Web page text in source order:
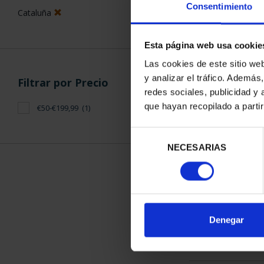
Consentimiento
Esta página web usa
Las cookies de este sitio
y analizar el tráfico.
redes sociales, publicidad y
que hayan recopilado a
consentimiento
NECESARIAS
Denegar
Cataluña
Filtrar por Precio
€50-€199,99 (1)
CIUDADES
ORDENAR POR: